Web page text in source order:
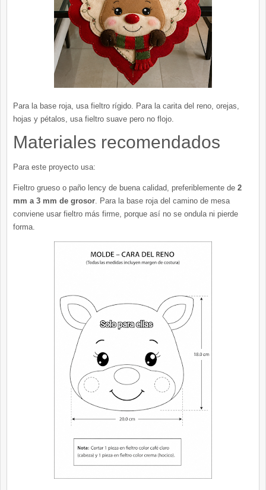
Para la base roja, usa fieltro rígido. Para la carita del reno, orejas,
hojas y pétalos, usa fieltro suave pero no flojo.
Materiales recomendados
Para este proyecto usa:
Fieltro grueso o paño lency de buena calidad, preferiblemente de 2
mm a 3 mm de grosor . Para la base roja del camino de mesa
conviene usar fieltro más firme, porque así no se ondula ni pierde
forma.